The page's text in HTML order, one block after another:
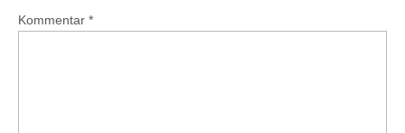
Kommentar *